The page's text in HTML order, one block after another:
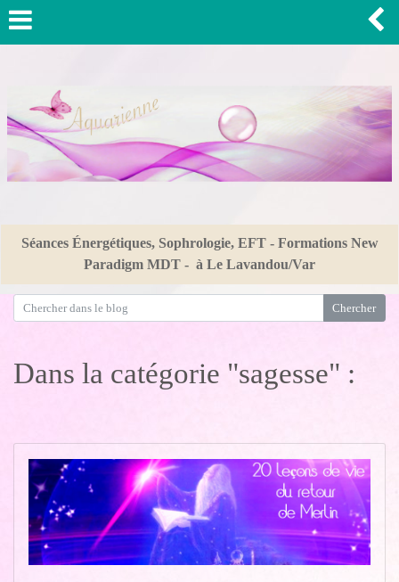
Séances Énergétiques, Sophrologie, EFT - Formations New
Paradigm MDT - à Le Lavandou/Var
Dans la catégorie "sagesse" :